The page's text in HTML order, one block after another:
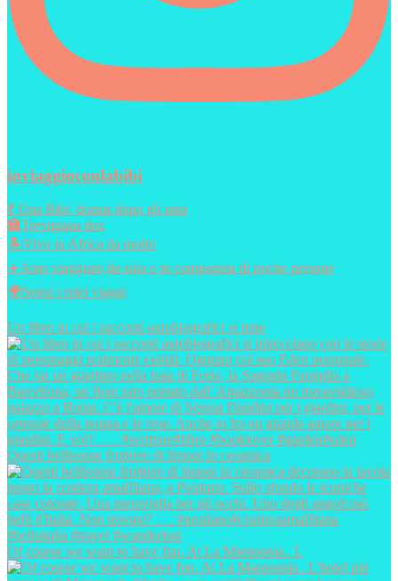
inviaggioconlabibi
💃 Una Bibi, donna dopo gli anta
🏣Trevigiana doc
🏝️Vivo in Africa da molto
✈️Amo viaggiare,da sola o in compagnia di poche persone
🌍Segui i miei viaggi
Un libro in cui i racconti autobiografici si intre
Questi bellissime fruttiere di limoni in ceramica
Of course we want to have fun. At La Mamounia.. L